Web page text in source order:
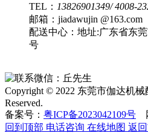
TEL： 13826901349/ 4008-
邮箱：jiadawujin @163.com
配送中心：地址:广东省东
号
Copyright © 2022 东莞市伽达机
Reserved.
备案号： 粤ICP备2023042109号
回到顶部 电话咨询 在线地图 返